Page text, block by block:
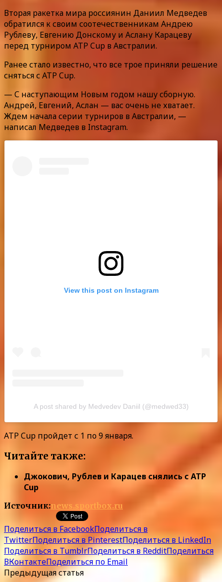
Вторая ракетка мира россиянин Даниил Медведев
обратился к своим соотечественникам Андрею
Рублеву, Евгению Донскому и Аслану Карацеву
перед турниром ATP Cup в Австралии.
Ранее стало известно, что все трое приняли решение
сняться с ATP Cup.
— С наступающим Новым годом нашу сборную.
Андрей, Евгений, Аслан — вас очень не хватает.
Ждем начала серии турниров в Австралии, —
написал Медведев в Instagram.
View this post on Instagram
A post shared by Medvedev Daniil (@medwed33)
ATP Cup пройдет с 1 по 9 января.
Читайте также:
Джокович, Рублев и Карацев снялись с ATP
Cup
Источник:news.sportbox.ru
Поделиться в FacebookПоделиться в
TwitterПоделиться в PinterestПоделиться в LinkedIn
Поделиться в TumblrПоделиться в RedditПоделиться
ВКонтактеПоделиться по Email
Предыдущая статья